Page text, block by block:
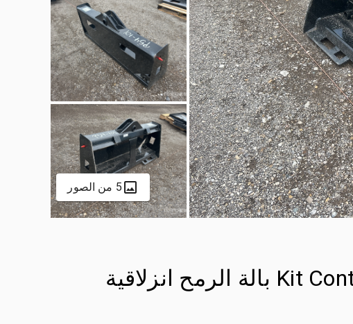
5 من الصور
2025 Kit Containers QT-BSS 45 in بالة الرمح انزلاقية